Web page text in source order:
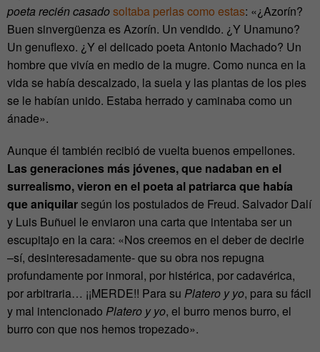
poeta recién casadosoltaba perlas como estas: «¿Azorín?
Buen sinvergüenza es Azorín. Un vendido. ¿Y Unamuno?
Un genuflexo. ¿Y el delicado poeta Antonio Machado? Un
hombre que vivía en medio de la mugre. Como nunca en la
vida se había descalzado, la suela y las plantas de los pies
se le habían unido. Estaba herrado y caminaba como un
ánade».
Aunque él también recibió de vuelta buenos empellones.
Las generaciones más jóvenes, que nadaban en el
surrealismo, vieron en el poeta al patriarca que había
que aniquilarsegún los postulados de Freud. Salvador Dalí
y Luis Buñuel le enviaron una carta que intentaba ser un
escupitajo en la cara: «Nos creemos en el deber de decirle
–sí, desinteresadamente- que su obra nos repugna
profundamente por inmoral, por histérica, por cadavérica,
por arbitraria… ¡¡MERDE!! Para su Platero y yo, para su fácil
y mal intencionado Platero y yo, el burro menos burro, el
burro con que nos hemos tropezado».